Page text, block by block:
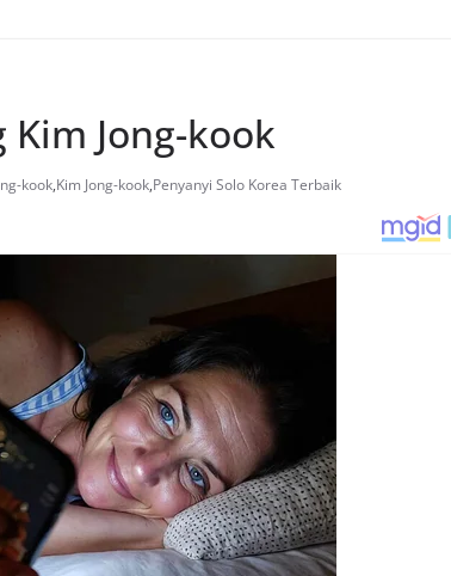
Jong-kook
kook,Kim Jong-kook,Penyanyi Solo Korea Terbaik